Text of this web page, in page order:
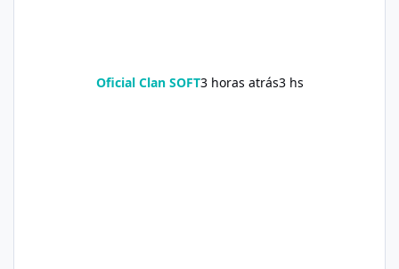
Oficial Clan SOFT3 horas atrás3 hs